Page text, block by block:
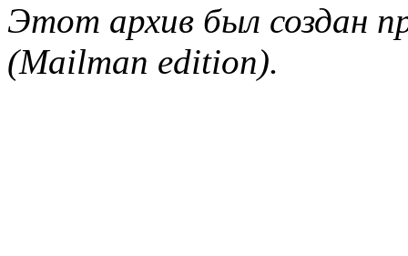
Этот архив был создан
(Mailman edition).